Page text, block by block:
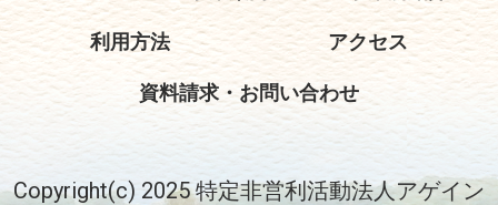
利用方法 アクセス
資料請求・お問い合わせ
Copyright(c) 2025 特定非営利活動法人アゲイン